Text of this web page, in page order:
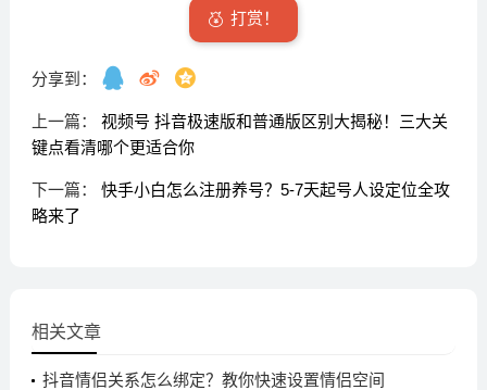
打赏！
分享到：
上一篇： 视频号 抖音极速版和普通版区别大揭秘！三大关
键点看清哪个更适合你
下一篇： 快手小白怎么注册养号？5-7天起号人设定位全攻
略来了
相关文章
抖音情侣关系怎么绑定？教你快速设置情侣空间